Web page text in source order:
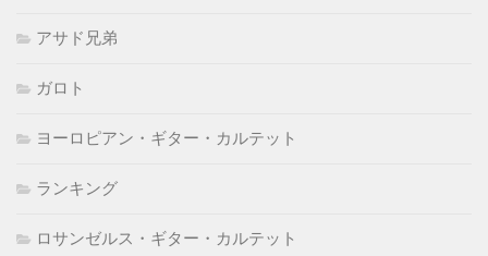
アサド兄弟
ガロト
ヨーロピアン・ギター・カルテット
ランキング
ロサンゼルス・ギター・カルテット